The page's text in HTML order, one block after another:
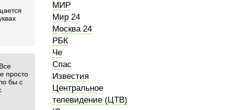
просто
бы с
МИР
Мир 24
Москва 24
РБК
Че
Спас
Известия
Центральное
телевидение (ЦТВ)